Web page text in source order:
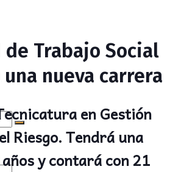
de Trabajo Social
nueva carrera
en Gestión
Riesgo. Tendrá una
y contará con 21